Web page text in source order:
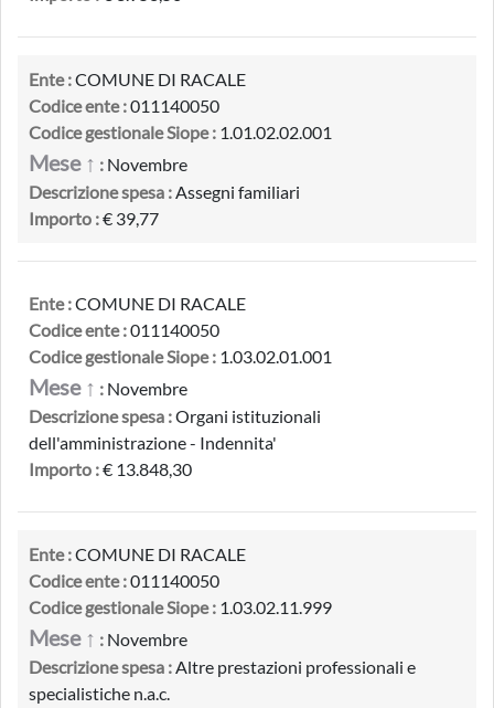
Ente :COMUNE DI RACALE
Codice ente :011140050
Codice gestionale Siope : 1.01.02.02.001
Mese ↑ : Novembre
Descrizione spesa :Assegni familiari
Importo :€ 39,77
Ente :COMUNE DI RACALE
Codice ente :011140050
Codice gestionale Siope : 1.03.02.01.001
Mese ↑ : Novembre
Descrizione spesa :Organi istituzionali
dell'amministrazione - Indennita'
Importo :€ 13.848,30
Ente :COMUNE DI RACALE
Codice ente :011140050
Codice gestionale Siope : 1.03.02.11.999
Mese ↑ : Novembre
Descrizione spesa :Altre prestazioni professionali e
specialistiche n.a.c.